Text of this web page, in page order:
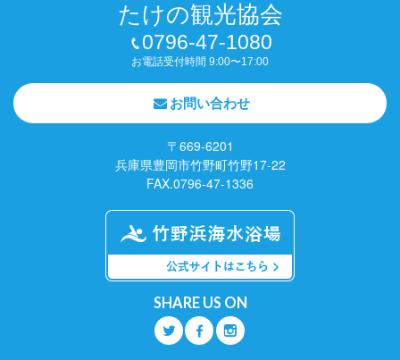
たけの観光協会
0796-47-1080
お電話受付時間 9:00〜17:00
お問い合わせ
〒669-6201
兵庫県豊岡市竹野町竹野17-22
FAX.0796-47-1336
SHARE US ON
Q O P